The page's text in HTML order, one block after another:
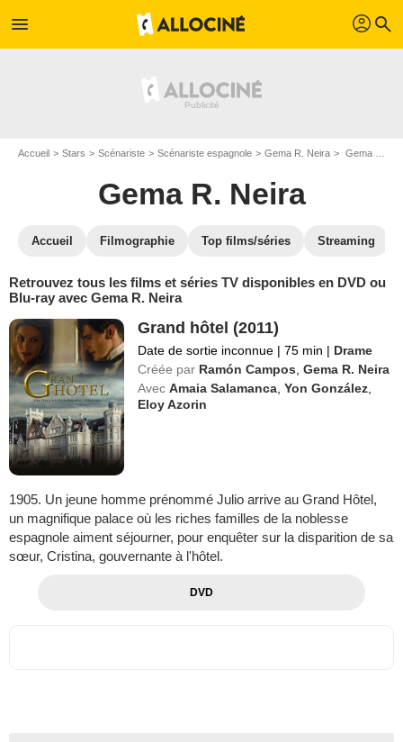
menu profil search
Accueil Stars Scénariste Scénariste espagnole Gema R. Neira Gema R. Neira : ses Blu-Ray, DVD, VOD, SVOD
Gema R. Neira
Accueil Filmographie Top films/séries Streaming
Retrouvez tous les films et séries TV disponibles en DVD ou
Blu-ray avec Gema R. Neira
Grand hôtel (2011)
Date de sortie inconnue | 75 min | Drame
Créée par Ramón Campos ,Gema R. Neira
Avec Amaia Salamanca ,Yon González
Eloy Azorin
1905. Un jeune homme prénommé Julio arrive au Grand Hôtel,
un magnifique palace où les riches familles de la noblesse
espagnole aiment séjourner, pour enquêter sur la disparition de sa
sœur, Cristina, gouvernante à l'hôtel.
DVD